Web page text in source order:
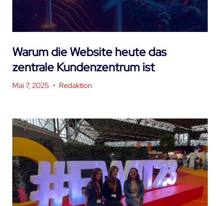
Warum die Website heute das
zentrale Kundenzentrum ist
Mai 7, 2025 • Redaktion